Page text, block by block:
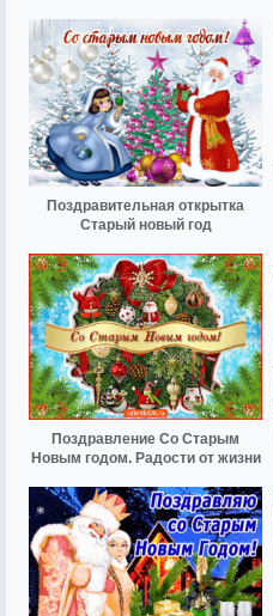
Поздравительная открытка
Старый новый год
Поздравление Со Старым
Новым годом. Радости от жизни